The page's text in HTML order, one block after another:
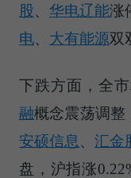
股、华电辽能涨
电、 大有能源双
下跌方面，全
融概念震荡调整
安硕信息、汇金
盘，沪指涨